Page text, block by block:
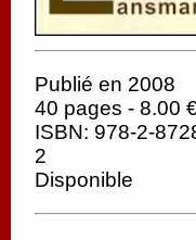
Publié en 2008
40 pages - 8.00
ISBN: 978-2-
2
Disponible